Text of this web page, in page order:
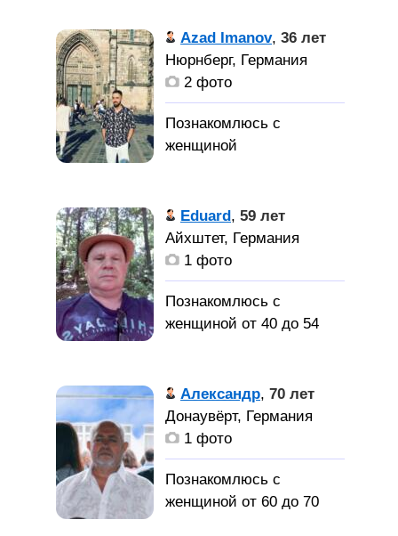
симпатичной, не глупой
девушкой для серьёзных
отношений.
Симпатичный, стройный
глупой девушкой для
серьёзных отношений.
Azad Imanov, 36 лет
Нюрнберг, Германия
2 фото
знакомство
Eduard, 59 лет
Айхштет, Германия
1 фото
Познакомлюсь с
женщиной от 40 до 54
Женьщину
для серьёзных
отношенний
Александр, 70 лет
Донаувёрт, Германия
1 фото
Познакомлюсь с
женщиной от 60 до 70